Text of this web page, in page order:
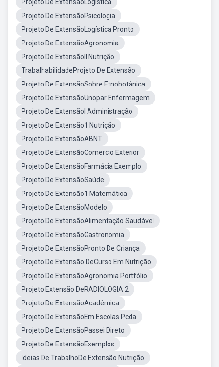
Projeto De ExtensãoLogística
Projeto De ExtensãoPsicologia
Projeto De ExtensãoLogística Pronto
Projeto De ExtensãoAgronomia
Projeto De ExtensãoII Nutrição
TrabalhabilidadeProjeto De Extensão
Projeto De ExtensãoSobre Etnobotânica
Projeto De ExtensãoUnopar Enfermagem
Projeto De ExtensãoI Administração
Projeto De Extensão1 Nutrição
Projeto De ExtensãoABNT
Projeto De ExtensãoComercio Exterior
Projeto De ExtensãoFarmácia Exemplo
Projeto De ExtensãoSaúde
Projeto De Extensão1 Matemática
Projeto De ExtensãoModelo
Projeto De ExtensãoAlimentação Saudável
Projeto De ExtensãoGastronomia
Projeto De ExtensãoPronto De Criança
Projeto De Extensão DeCurso Em Nutrição
Projeto De ExtensãoAgronomia Portfólio
Projeto Extensão DeRADIOLOGIA 2
Projeto De ExtensãoAcadêmica
Projeto De ExtensãoEm Escolas Pcda
Projeto De ExtensãoPassei Direto
Projeto De ExtensãoExemplos
Ideias De TrabalhoDe Extensão Nutrição